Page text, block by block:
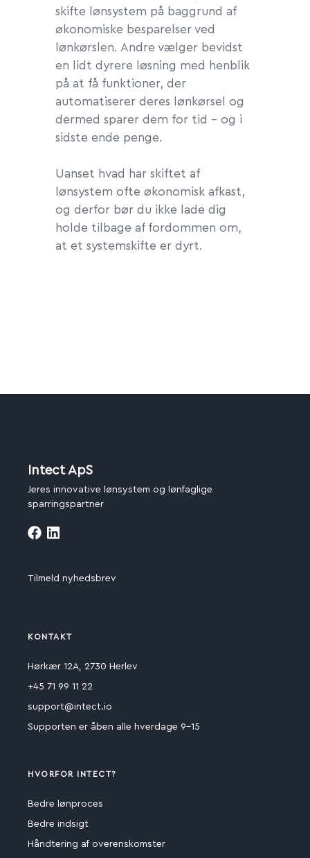
skifte lønsystem på baggrund af
økonomiske besparelser ved
lønkørslen. Andre vælger bevidst
en lidt dyrere løsning med henblik
på at få funktioner, der
automatiserer deres lønkørsel og
dermed sparer dem for tid – og i
sidste ende penge.
Uanset hvad har skiftet af
lønsystem ofte økonomisk afkast,
og derfor bør du ikke lade dig
holde tilbage af fordommen om,
at et systemskifte er dyrt.
Intect ApS
Jeres innovative lønsystem og lønfaglige
sparringspartner
Tilmeld nyhedsbrev
KONTAKT
Hørkær 12A, 2730 Herlev
+45 71 99 11 22
support@intect.io
Supporten er åben alle hverdage 9-15
HVORFOR INTECT?
Bedre lønproces
Bedre indsigt
Håndtering af overenskomster